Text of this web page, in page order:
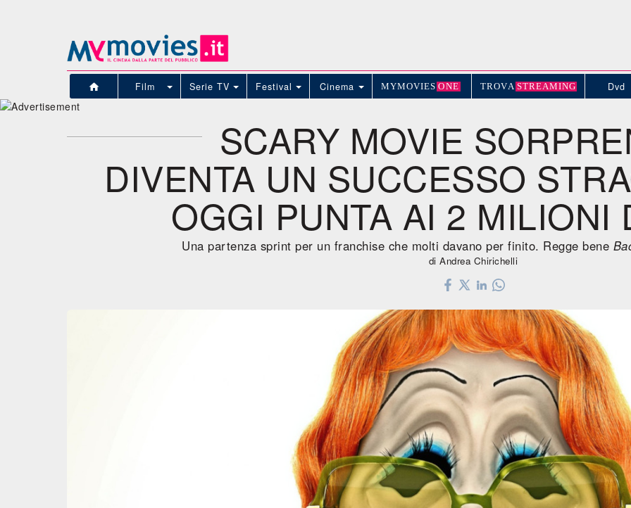
Film Serie TV Festival Cinema MYMOVIES ONE TROVA STREAMING Dvd
SCARY MOVIE
DIVENTA UN SUCCESSO
OGGI PUNTA AI 2 MILIONI
Una partenza sprint per un franchise che molti davano per finito. Regge bene
di Andrea Chirichelli